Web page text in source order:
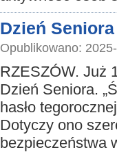
Dzień
Opublikowano:
RZESZÓW. Już
Dzień Seniora.
hasło
Dotyczy ono
bezpieczeństwa